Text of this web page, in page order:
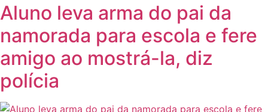
Aluno leva arma do pai da
namorada para escola e fere
amigo ao mostrá-la, diz
polícia